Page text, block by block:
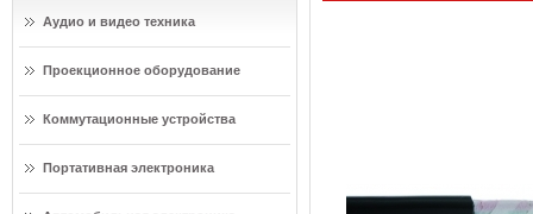
Аудио и видео техника
Проекционное оборудование
Коммутационные устройства
Портативная электроника